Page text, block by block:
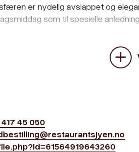
er nydelig avslappet og
som til spesielle
45 050